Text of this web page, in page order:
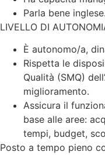
Parla bene inglese.
LIVELLO DI
È autonomo/a,
Rispetta le
Qualità (SMQ)
miglioramento.
Assicura il
base alle aree:
tempi, budget,
Posto a tempo pieno